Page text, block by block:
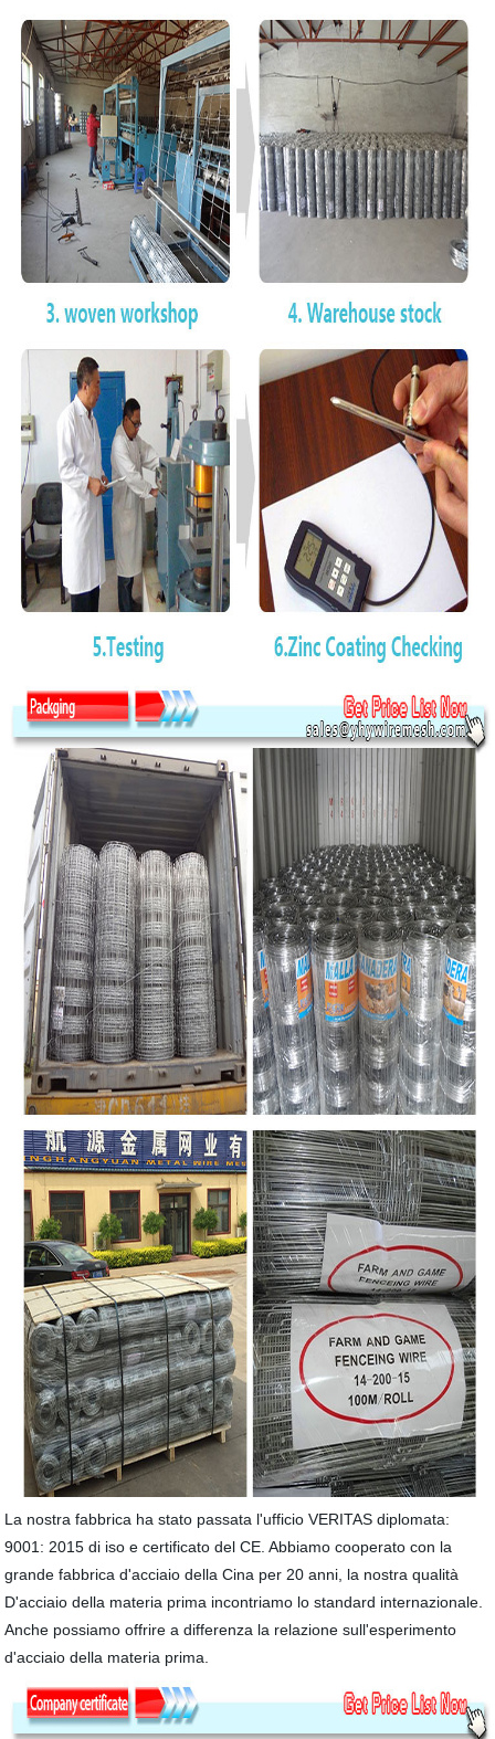
La nostra fabbrica ha stato passata l'ufficio VERITAS diplomata:
9001: 2015 di iso e certificato del CE. Abbiamo cooperato con la
grande fabbrica d'acciaio della Cina per 20 anni, la nostra qualità
D'acciaio della materia prima incontriamo lo standard internazionale.
Anche possiamo offrire a differenza la relazione sull'esperimento
d'acciaio della materia prima.